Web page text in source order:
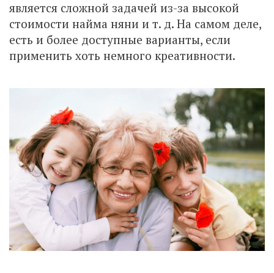
является сложной задачей из-за высокой
стоимости найма няни и т. д. На самом деле,
есть и более доступные варианты, если
применить хоть немного креативности.